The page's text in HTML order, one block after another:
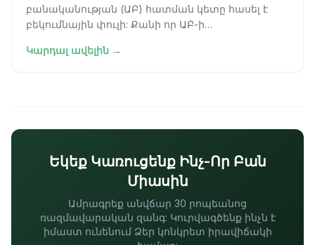
բանականության (ԱԲ) հատման կետը հասել է
բեկումնային փուլի: Քանի որ ԱԲ-ի
օրինաչափությունների ճանաչումի
Կարդալ ավելին →
Եկեք Կառուցենք Ինչ-Որ Բան
Միասին
Ամրագրեք անվճար 30 րոպեանոց
ռազմավարական զանգ: Կուրվագծենք ինչն է
իմաստ ունենում Ձեր կոնկրետ իրավիճակի